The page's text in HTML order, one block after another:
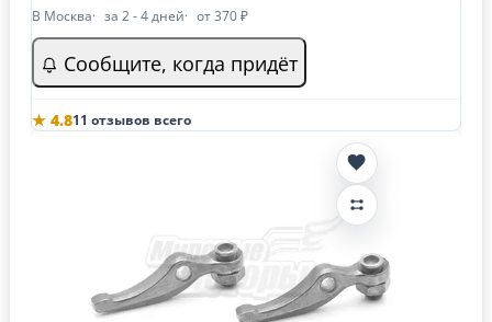
В Москва за 2 - 4 дней от 370 ₽
Сообщите, когда придёт
★ 4.811 отзывов всего